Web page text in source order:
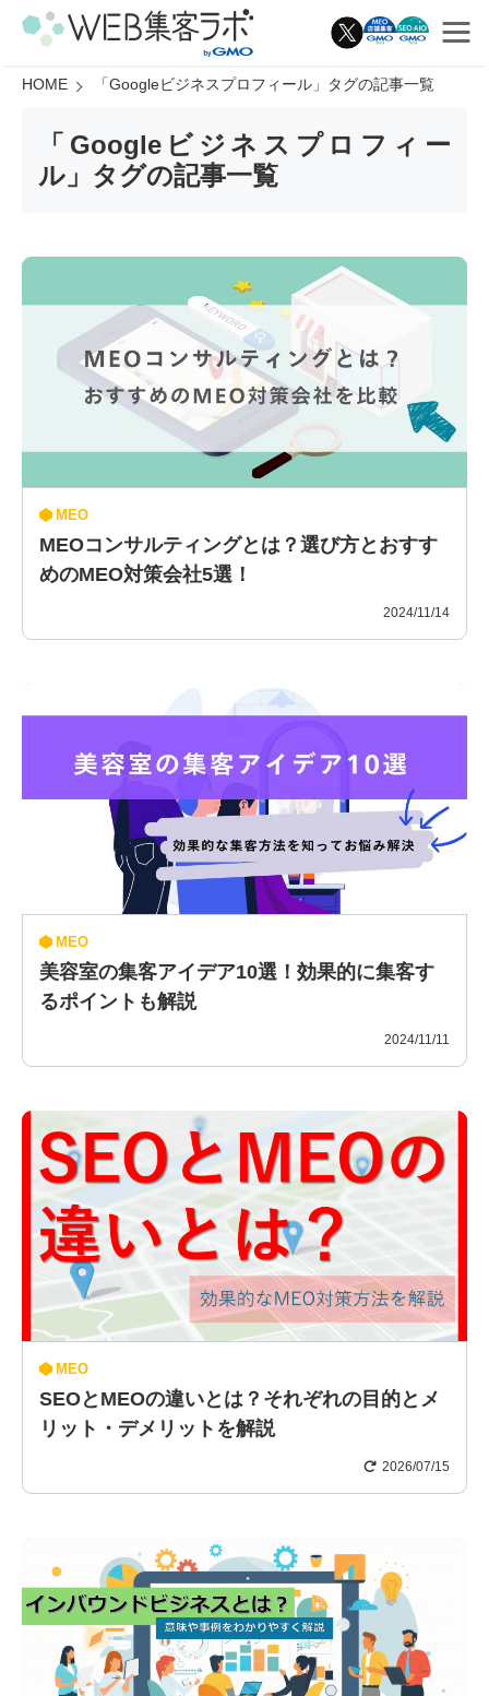
HOME 「Googleビジネスプロフィール 」タグの記事一覧
「 Googleビジネスプロフィー
ル 」タグの記事一覧
MEO
MEOコンサルティングとは？選び方とおすす
めのMEO対策会社5選！
2024/11/14
MEO
美容室の集客アイデア10選！効果的に集客す
るポイントも解説
2024/11/11
MEO
SEOとMEOの違いとは？それぞれの目的とメ
リット・デメリットを解説
2026/07/15